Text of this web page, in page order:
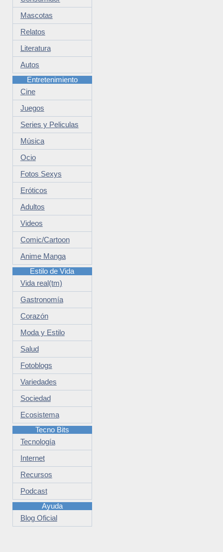
Mascotas
Relatos
Literatura
Autos
Entretenimiento
Cine
Juegos
Series y Peliculas
Música
Ocio
Fotos Sexys
Eróticos
Adultos
Videos
Comic/Cartoon
Anime Manga
Estilo de Vida
Vida real(tm)
Gastronomía
Corazón
Moda y Estilo
Salud
Fotoblogs
Variedades
Sociedad
Ecosistema
Tecno Bits
Tecnología
Internet
Recursos
Podcast
Ayuda
Blog Oficial